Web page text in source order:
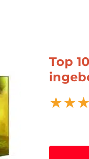
Top
★★★